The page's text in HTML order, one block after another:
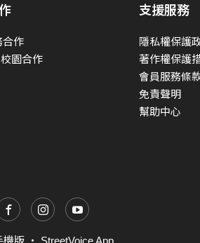
合作
園合作
支援服務
隱私權保護
著作權保護
會員服務條
免責聲明
幫助中心
機版 ・ StreetVoice App